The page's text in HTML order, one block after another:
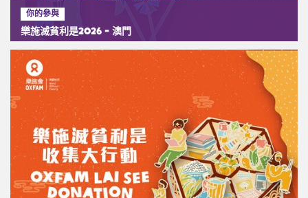
你的參與
樂施滅貧利是2026 - 澳門